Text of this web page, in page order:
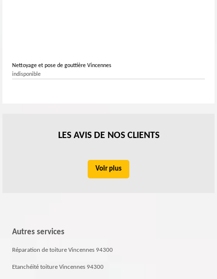
Nettoyage et pose de gouttière Vincennes
indisponible
LES AVIS DE NOS CLIENTS
Voir plus
Autres services
Réparation de toiture Vincennes 94300
Etanchéité toiture Vincennes 94300